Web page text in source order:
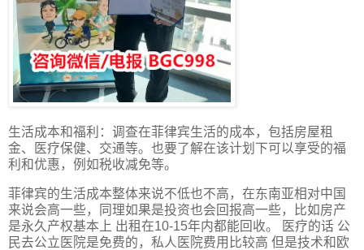
生活成本和福利：调查在菲律宾生活的成本，包括房屋租
金、医疗保健、交通等。也要了解在该计划下可以享受的福
利和优惠，例如税收减免等。
菲律宾的生活成本整体来说不低也不高，在东南亚相对中国
来说会高一些，同理如果是投资也会回报高一些，比如房产
是永久产权基本上 出租在10-15年内都能回收。 医疗的话 公
民去公立医院是免费的，私人医院费用比较高 但是技术和欧